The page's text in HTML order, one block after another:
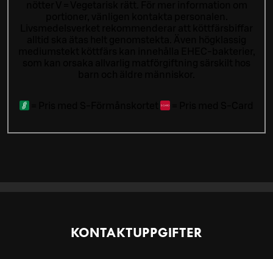
KONTAKTUPPGIFTER